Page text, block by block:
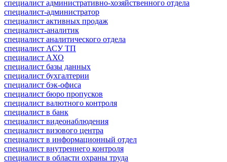
специалист административно-хозяйственного отдела
специалист-администратор
специалист активных продаж
специалист-аналитик
специалист аналитического отдела
специалист АСУ ТП
специалист АХО
специалист базы данных
специалист бухгалтерии
специалист бэк-офиса
специалист бюро пропусков
специалист валютного контроля
специалист в банк
специалист видеонаблюдения
специалист визового центра
специалист в информационный отдел
специалист внутреннего контроля
специалист в области охраны труда